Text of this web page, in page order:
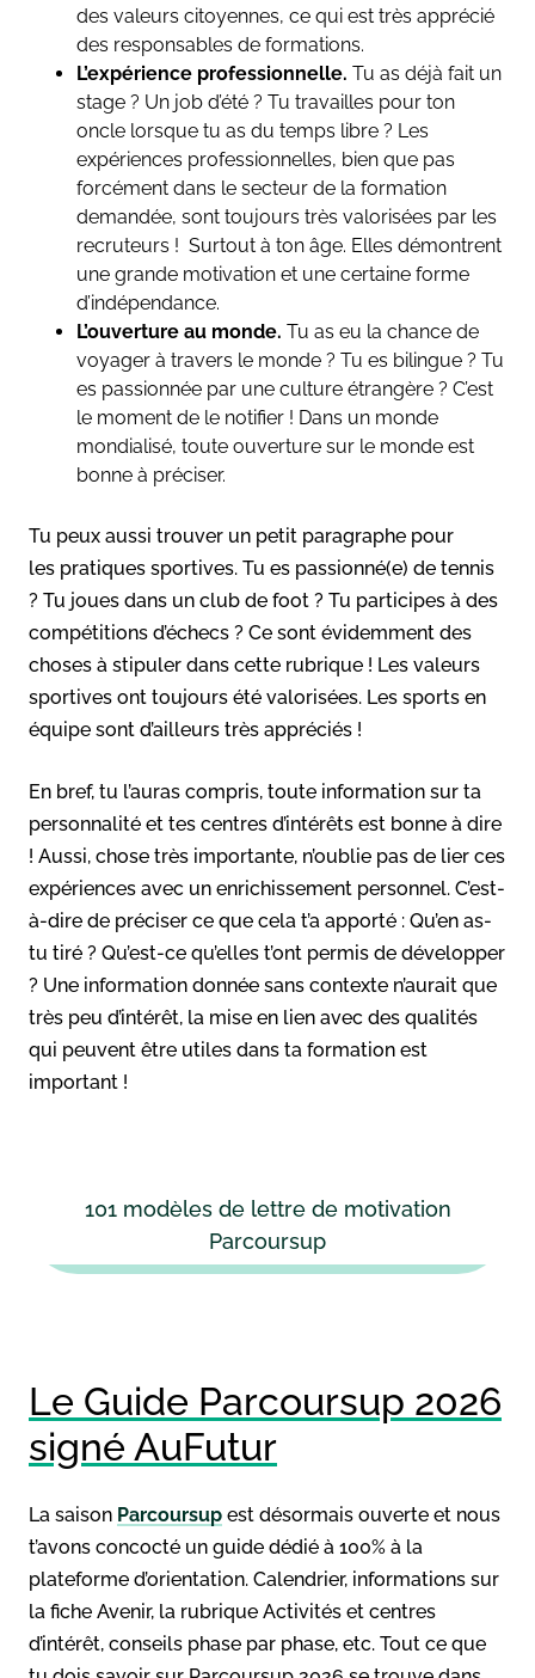
des valeurs citoyennes, ce qui est très apprécié
des responsables de formations.
L’expérience professionnelle. Tu as déjà fait un
stage ? Un job d’été ? Tu travailles pour ton
oncle lorsque tu as du temps libre ? Les
expériences professionnelles, bien que pas
forcément dans le secteur de la formation
demandée, sont toujours très valorisées par les
recruteurs ! Surtout à ton âge. Elles démontrent
une grande motivation et une certaine forme
d’indépendance.
L’ouverture au monde. Tu as eu la chance de
voyager à travers le monde ? Tu es bilingue ? Tu
es passionnée par une culture étrangère ? C’est
le moment de le notifier ! Dans un monde
mondialisé, toute ouverture sur le monde est
bonne à préciser.
Tu peux aussi trouver un petit paragraphe pour
les pratiques sportives. Tu es passionné(e) de tennis
? Tu joues dans un club de foot ? Tu participes à des
compétitions d’échecs ? Ce sont évidemment des
choses à stipuler dans cette rubrique ! Les valeurs
sportives ont toujours été valorisées. Les sports en
équipe sont d’ailleurs très appréciés !
En bref, tu l’auras compris, toute information sur ta
personnalité et tes centres d’intérêts est bonne à dire
! Aussi, chose très importante, n’oublie pas de lier ces
expériences avec un enrichissement personnel. C’est-
à-dire de préciser ce que cela t’a apporté : Qu’en as-
tu tiré ? Qu’est-ce qu’elles t’ont permis de développer
? Une information donnée sans contexte n’aurait que
très peu d’intérêt, la mise en lien avec des qualités
qui peuvent être utiles dans ta formation est
important !
101 modèles de lettre de motivation
Parcoursup
Le Guide Parcoursup 2026
signé AuFutur
La saison Parcoursup est désormais ouverte et nous
t’avons concocté un guide dédié à 100% à la
plateforme d’orientation. Calendrier, informations sur
la fiche Avenir, la rubrique Activités et centres
d’intérêt, conseils phase par phase, etc. Tout ce que